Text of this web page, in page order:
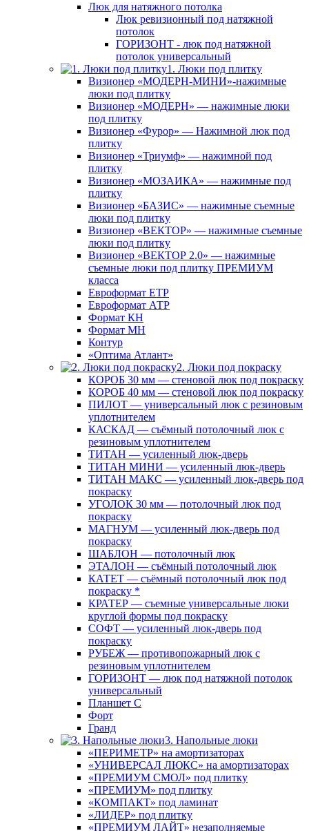
Люк для натяжного потолка
Люк ревизионный под натяжной
потолок
ГОРИЗОНТ - люк под натяжной
потолок универсальный
1. Люки под плитку
Визионер «МОДЕРН-МИНИ»-нажимные
люки под плитку
Визионер «МОДЕРН» — нажимные люки
под плитку
Визионер «Фурор» — Нажимной люк под
плитку
Визионер «Триумф» — нажимной под
плитку
Визионер «МОЗАИКА» — нажимные под
плитку
Визионер «БАЗИС» — нажимные съемные
люки под плитку
Визионер «ВЕКТОР» — нажимные съемные
люки под плитку
Визионер «ВЕКТОР 2.0» — нажимные
съемные люки под плитку ПРЕМИУМ
класса
Евроформат ЕТР
Евроформат АТР
Формат КН
Формат МН
Контур
«Оптима Атлант»
2. Люки под покраску
КОРОБ 30 мм — стеновой люк под покраску
КОРОБ 40 мм — стеновой люк под покраску
ПИЛОТ — универсальный люк с резиновым
уплотнителем
КАСКАД — съёмный потолочный люк с
резиновым уплотнителем
ТИТАН — усиленный люк-дверь
ТИТАН МИНИ — усиленный люк-дверь
ТИТАН МАКС — усиленный люк-дверь под
покраску
УГОЛОК 30 мм — потолочный люк под
покраску
МАГНУМ — усиленный люк-дверь под
покраску
ШАБЛОН — потолочный люк
ЭТАЛОН — съёмный потолочный люк
КАТЕТ — съёмный потолочный люк под
покраску *
КРАТЕР — съемные универсальные люки
круглой формы под покраску
СОФТ — усиленный люк-дверь под
покраску
РУБЕЖ — противопожарный люк с
резиновым уплотнителем
ГОРИЗОНТ — люк под натяжной потолок
универсальный
Планшет С
Форт
Гранд
3. Напольные люки
«ПЕРИМЕТР» на амортизаторах
«УНИВЕРСАЛ ЛЮКС» на амортизаторах
«ПРЕМИУМ СМОЛ» под плитку
«ПРЕМИУМ» под плитку
«КОМПАКТ» под ламинат
«ЛИДЕР» под плитку
«ПРЕМИУМ ЛАЙТ» незаполняемые